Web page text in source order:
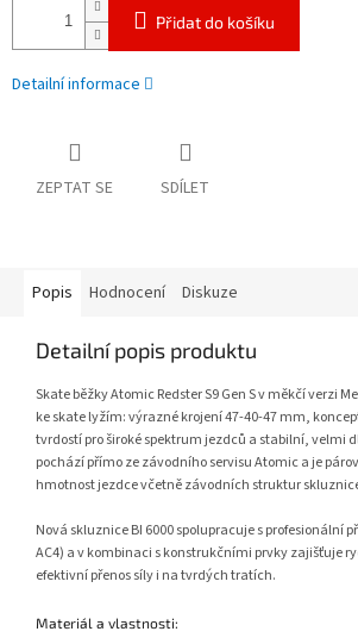
Přidat do košíku
Detailní informace
ZEPTAT SE SDÍLET
Popis Hodnocení Diskuze
Detailní popis produktu
Skate běžky Atomic Redster S9 Gen S v měkčí verzi
ke skate lyžím: výrazné krojení 47-40-47 mm,
tvrdostí pro široké spektrum jezdců a stabilní, velmi
pochází přímo ze závodního servisu Atomic a je
hmotnost jezdce včetně závodních struktur
Nová skluznice BI 6000 spolupracuje s profesionální
AC4) a v kombinaci s konstrukčními prvky zajišťuje
efektivní přenos síly i na tvrdých tratích.
Materiál a vlastnosti: